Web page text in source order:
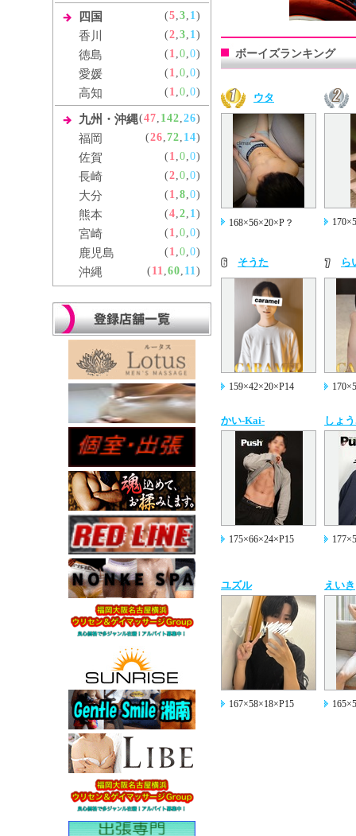
四国 (5,3, 1)
香川 (2,3, 1)
徳島 ( 1,0,0)
愛媛 ( 1,0,0)
高知 ( 1,0,0)
九州・沖縄(47, 142,26)
福岡 (26,72, 14)
佐賀 ( 1,0,0)
長崎 (2,0,0)
大分 ( 1,8,0)
熊本 (4,2, 1)
宮崎 ( 1,0,0)
鹿児島 ( 1,0,0)
沖縄 ( 11,60, 11)
ボーイズランキング
ウタ
168×56×20×P？
そうた
159×42×20×P14
ら
かい-Kai-
175×66×24×P15
しょ
ユズル
167×58×18×P15
えいき